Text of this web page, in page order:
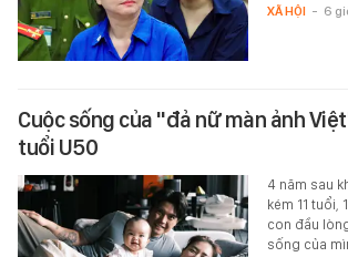
XÃ HỘI - 6
Cuộc sống của "đả nữ màn ảnh
tuổi U50
4 năm sau
kém 11 tuổi,
con đầu
sống của